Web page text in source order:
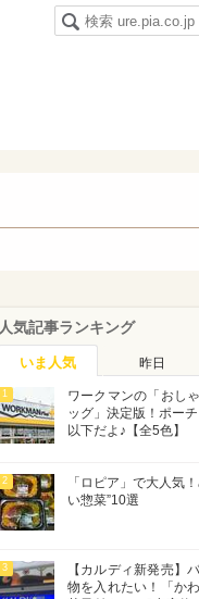
人気記事ランキング
いま人気 昨日
1
ワークマンの「おし
ッグ」決定版！ポー
以下だよ♪【全5色】
2
「ロピア」で大人気
い惣菜”10選
3
【カルディ新発売】
物を入れたい！「か